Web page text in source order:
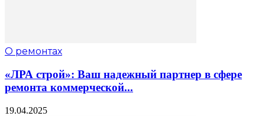
О ремонтах
«ЛРА строй»: Ваш надежный партнер в сфере
ремонта коммерческой...
19.04.2025